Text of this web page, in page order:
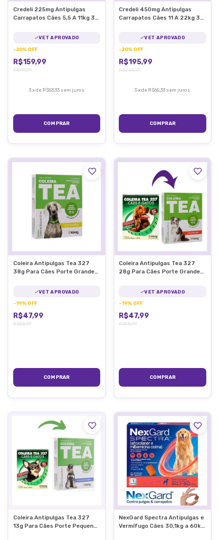
Credeli 225mg Antipulgas
Carrapatos Cães 5,5 A 11kg 3
VET APROVADO
-20% OFF
R$159,99
R$199,99
3xde R$53,33 sem juros
Credeli 450mg Antipulgas
Carrapatos Cães 11 A 22kg 3
VET APROVADO
-20% OFF
R$195,99
R$244,99
3xde R$65,33 sem juros
Coleira Antipulgas Tea 327
38g Para Cães Porte Grande
VET APROVADO
-19% OFF
R$47,99
R$58,99
Coleira Antipulgas Tea 327
28g Para Cães Porte Grande
VET APROVADO
-19% OFF
R$47,99
R$58,99
Coleira Antipulgas Tea 327
13g Para Cães Porte Pequeno
NexGard Spectra Antipulgas e
Vermífugo Cães 30,1kg a 60kg